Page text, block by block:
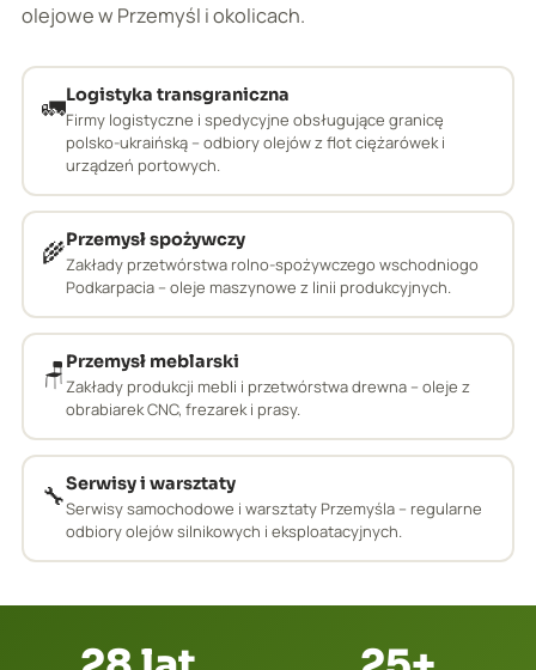
olejowe w Przemyśl i okolicach.
🚛Logistyka transgraniczna
Firmy logistyczne i spedycyjne obsługujące granicę
polsko-ukraińską – odbiory olejów z flot ciężarówek i
urządzeń portowych.
🌾Przemysł spożywczy
Zakłady przetwórstwa rolno-spożywczego wschodniogo
Podkarpacia – oleje maszynowe z linii produkcyjnych.
🪑 Przemysł meblarski
Zakłady produkcji mebli i przetwórstwa drewna – oleje z
obrabiarek CNC, frezarek i prasy.
🔧Serwisy i warsztaty
Serwisy samochodowe i warsztaty Przemyśla – regularne
odbiory olejów silnikowych i eksploatacyjnych.